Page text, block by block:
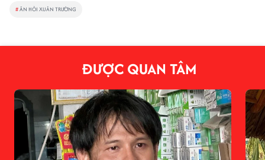
#ĂN HỎI XUÂN TRƯỜNG
ĐƯỢC QUAN TÂM